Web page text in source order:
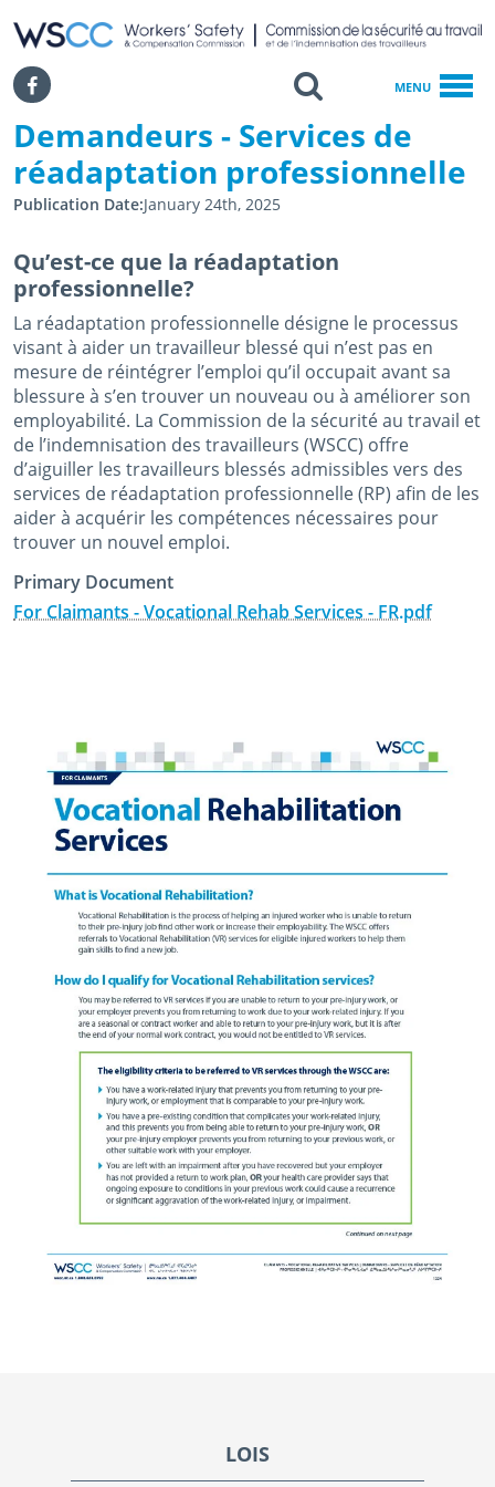
SKIP TO MAIN CONTENT
WSCC | Workers' Safety and Compensation Commission
MENU
Facebook Search
Accueil
Demandeurs - Services De Réadaptation Professionnelle
Demandeurs - Services de
réadaptation professionnelle
Publication Date January 24th, 2025
Qu’est-ce que la réadaptation
professionnelle?
La réadaptation professionnelle désigne le processus
visant à aider un travailleur blessé qui n’est pas en
mesure de réintégrer l’emploi qu’il occupait avant sa
blessure à s’en trouver un nouveau ou à améliorer son
employabilité. La Commission de la sécurité au travail et
de l’indemnisation des travailleurs (WSCC) offre
d’aiguiller les travailleurs blessés admissibles vers des
services de réadaptation professionnelle (RP) afin de les
aider à acquérir les compétences nécessaires pour
trouver un nouvel emploi.
Primary Document
For Claimants - Vocational Rehab Services - FR.pdf
LOIS